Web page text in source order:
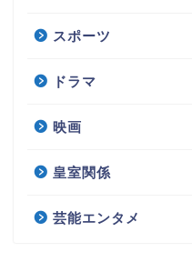
スポーツ
ドラマ
映画
皇室関係
芸能エンタメ